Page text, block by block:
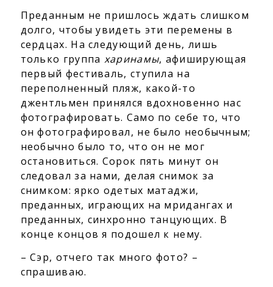
Преданным не пришлось ждать слишком
долго, чтобы увидеть эти перемены в
сердцах. На следующий день, лишь
только группа харинамы, афиширующая
первый фестиваль, ступила на
переполненный пляж, какой-то
джентльмен принялся вдохновенно нас
фотографировать. Само по себе то, что
он фотографировал, не было необычным;
необычно было то, что он не мог
остановиться. Сорок пять минут он
следовал за нами, делая снимок за
снимком: ярко одетых матаджи,
преданных, играющих на мридангах и
преданных, синхронно танцующих. В
конце концов я подошел к нему.
– Сэр, отчего так много фото? –
спрашиваю.